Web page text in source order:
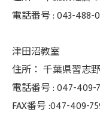
電話番号 :043-488-
津田沼教室
住所： 千葉県習志
電話番号 :047-409-
FAX番号 :047-409-